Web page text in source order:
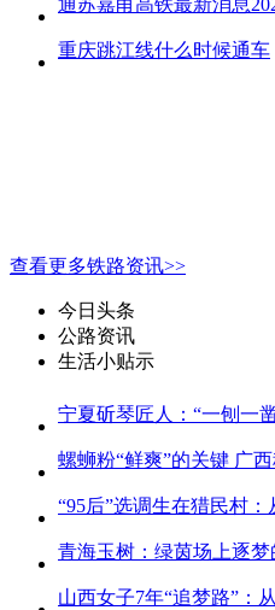
通苏嘉甬高铁最新消息
重庆跳江线什么时候通车
查看更多铁路资讯>>
今日头条
公路资讯
生活小贴示
宁夏斫琴匠人：“一刨一
螺蛳粉“鲜爽”的关键 广
“95后”选调生在猎民村
青海玉树：绿茵场上逐梦
山西女子7年“追梦路”：